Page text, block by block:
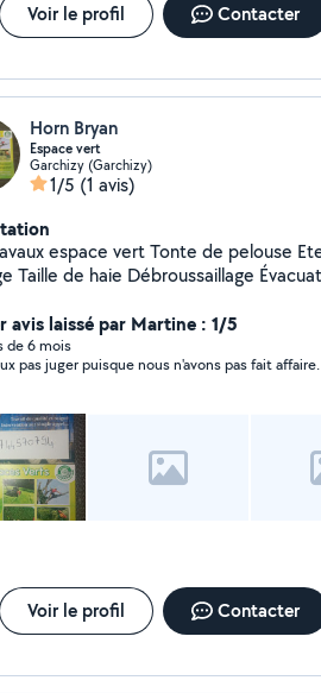
Voir le profil Contacter
Horn Bryan
Espace vert
Garchizy (Garchizy)
1/5 (1 avis)
vert Tonte de pelouse Etetage
de haie Débroussaillage Évacuation
Récup ferraille Et tous
métaux Cuivre,zinc,inox....
avis laissé par Martine : 1/5
de 6 mois
pas juger puisque nous n'avons pas fait affaire.
Voir le profil Contacter